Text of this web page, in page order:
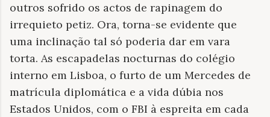
outros sofrido os actos de rapinagem do
irrequieto petiz. Ora, torna-se evidente que
uma inclinação tal só poderia dar em vara
torta. As escapadelas nocturnas do colégio
interno em Lisboa, o furto de um Mercedes de
matrícula diplomática e a vida dúbia nos
Estados Unidos, com o FBI à espreita em cada